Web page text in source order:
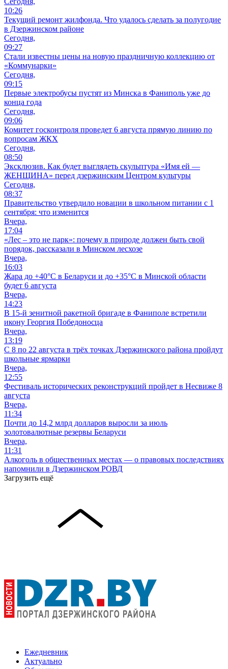
10:26
Текущий ремонт жилфонда. Что удалось сделать за полугодие
в Дзержинском районе
Сегодня,
09:27
Стали известны цены на новую праздничную коллекцию от
«Коммунарки»
Сегодня,
09:15
Первые электробусы пустят из Минска в Фаниполь уже до
конца года
Сегодня,
09:06
Комитет госконтроля проведет 6 августа прямую линию по
вопросам ЖКХ
Сегодня,
08:50
Эксклюзив. Как будет выглядеть скульптура «Имя ей —
ЖЕНЩИНА» перед дзержинским Центром культуры
Сегодня,
08:37
Правительство утвердило новации в школьном питании с 1
сентября: что изменится
Вчера,
17:04
«Лес – это не парк»: почему в природе должен быть свой
порядок, рассказали в Минском лесхозе
Вчера,
16:03
Жара до +40°С в Беларуси и до +35°С в Минской области
будет 6 августа
Вчера,
14:23
В 15-й зенитной ракетной бригаде в Фаниполе встретили
икону Георгия Победоносца
Вчера,
13:19
С 8 по 22 августа в трёх точках Дзержинского района пройдут
школьные ярмарки
Вчера,
12:55
Фестиваль исторических реконструкций пройдет в Несвиже 8
августа
Вчера,
11:34
Почти до 14,2 млрд долларов выросли за июль
золотовалютные резервы Беларуси
Вчера,
11:31
Алкоголь в общественных местах — о правовых последствиях
напомнили в Дзержинском РОВД
Загрузить ещё
Ежедневник
Актуально